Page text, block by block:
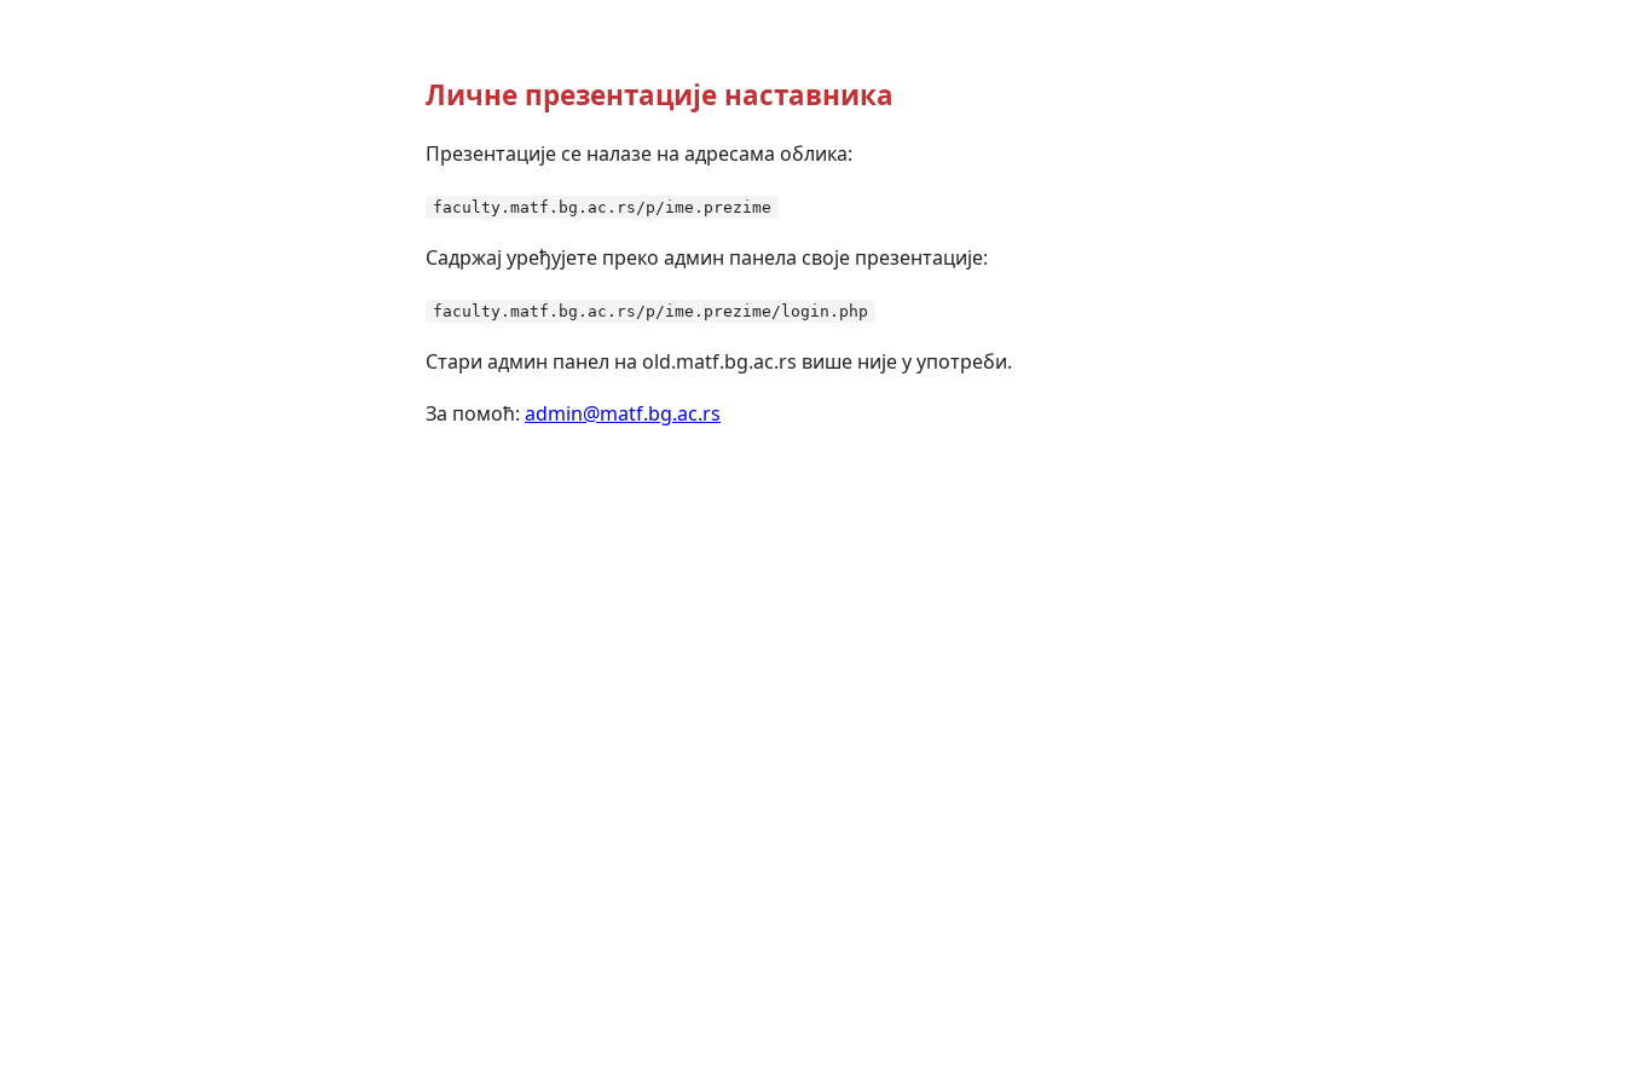
Личне презентације наставника
Презентације се налазе на адресама облика:
faculty.matf.bg.ac.rs/p/ime.prezime
Садржај уређујете преко админ панела своје презентације:
faculty.matf.bg.ac.rs/p/ime.prezime/login.php
Стари админ панел на old.matf.bg.ac.rs више није у употреби.
За помоћ: admin@matf.bg.ac.rs